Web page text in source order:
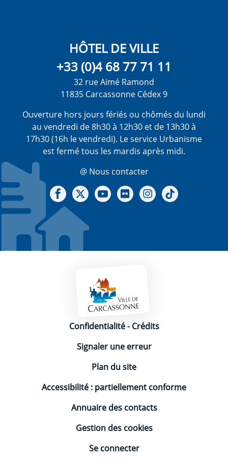
HÔTEL DE VILLE
+33 (0)4 68 77 71 11
32 rue Aimé Ramond
11835 Carcassonne Cédex 9
Ouverture hors jours fériés ou chômés du lundi
au vendredi de 8h30 à 12h30 et de 13h30 à
17h30 (16h le vendredi). Le service Urbanisme
est fermé tous les mardis après midi.
@ Nous contacter
Notre Facebook
Notre X - (twitter)
Notre chaine Youtube
Notre Gallerie sur Flickr
Notre Instagram
Mentions légales
Confidentialité-Crédits
Signaler une erreur
Plan du site
Accessibilité : partiellement conforme
Annuaire des contacts
Gestion des cookies
Se connecter